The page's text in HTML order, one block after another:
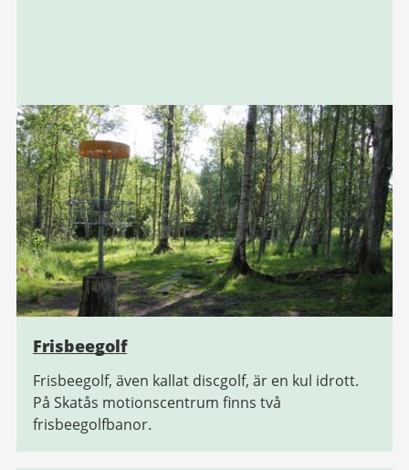
Frisbeegolf
Frisbeegolf, även kallat discgolf, är en kul idrott.
På Skatås motionscentrum finns två
frisbeegolfbanor.